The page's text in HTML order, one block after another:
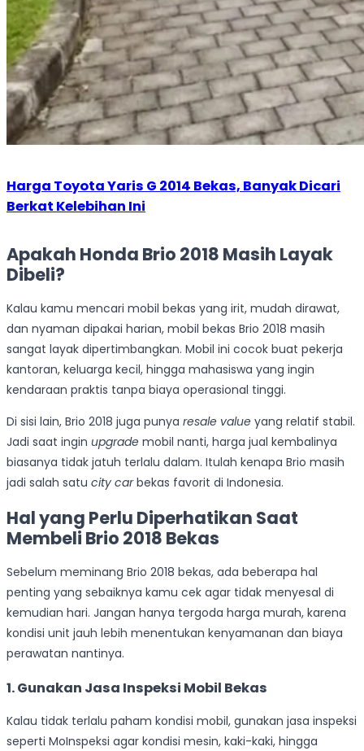
Harga Toyota Yaris G 2014 Bekas, Banyak Dicari
Berkat Kelebihan Ini
Apakah Honda Brio 2018 Masih Layak
Dibeli?
Kalau kamu mencari mobil bekas yang irit, mudah dirawat,
dan nyaman dipakai harian, mobil bekas Brio 2018 masih
sangat layak dipertimbangkan. Mobil ini cocok buat pekerja
kantoran, keluarga kecil, hingga mahasiswa yang ingin
kendaraan praktis tanpa biaya operasional tinggi.
Di sisi lain, Brio 2018 juga punya resale value yang relatif stabil.
Jadi saat ingin upgrade mobil nanti, harga jual kembalinya
biasanya tidak jatuh terlalu dalam. Itulah kenapa Brio masih
jadi salah satu city carbekas favorit di Indonesia.
Hal yang Perlu Diperhatikan Saat
Membeli Brio 2018 Bekas
Sebelum meminang Brio 2018 bekas, ada beberapa hal
penting yang sebaiknya kamu cek agar tidak menyesal di
kemudian hari. Jangan hanya tergoda harga murah, karena
kondisi unit jauh lebih menentukan kenyamanan dan biaya
perawatan nantinya.
1. Gunakan Jasa Inspeksi Mobil Bekas
Kalau tidak terlalu paham kondisi mobil, gunakan jasa inspeksi
seperti MoInspeksi agar kondisi mesin, kaki-kaki, hingga